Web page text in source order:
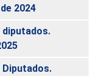
2024
diputados.